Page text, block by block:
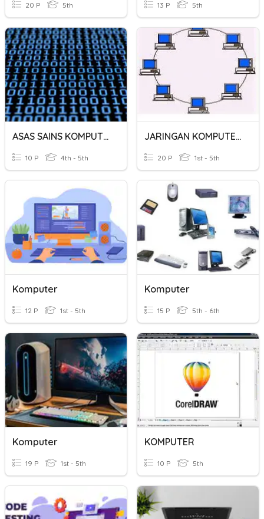
20 P 5th 13 P 5th
ASAS SAINS KOMPUTER
10 P 4th - 5th
JARINGAN KOMPUTER1
20 P 1st - 5th
Komputer
12 P 1st - 5th
Komputer
15 P 5th - 6th
Komputer
19 P 1st - 5th
KOMPUTER
10 P 5th